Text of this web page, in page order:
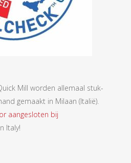
Mill worden allemaal stuk-
gemaakt in Milaan (Italië).
aangesloten bij
Italy!